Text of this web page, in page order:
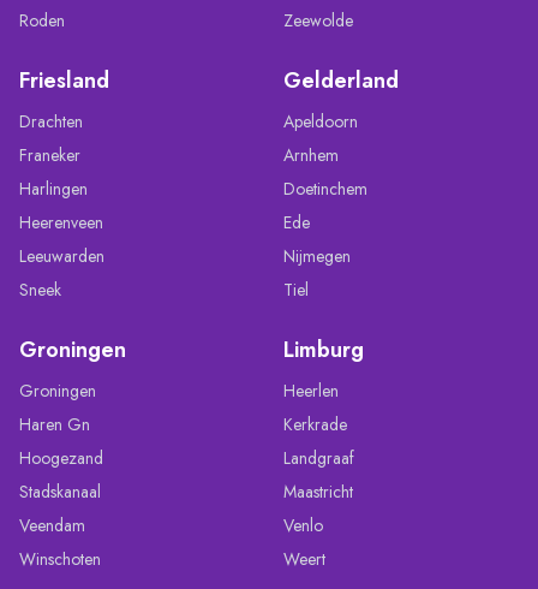
Roden
Zeewolde
Friesland
Drachten
Franeker
Harlingen
Heerenveen
Leeuwarden
Sneek
Gelderland
Apeldoorn
Arnhem
Doetinchem
Ede
Nijmegen
Tiel
Groningen
Groningen
Haren Gn
Hoogezand
Stadskanaal
Veendam
Winschoten
Limburg
Heerlen
Kerkrade
Landgraaf
Maastricht
Venlo
Weert